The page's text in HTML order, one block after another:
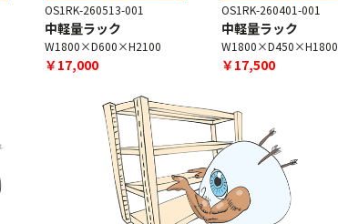
OS1RK-260513-001
中軽量ラック
W1800×D600×H2100
￥17,000
OS1RK-260401-001
中軽量ラック
W1800×D450×H1800
￥17,500